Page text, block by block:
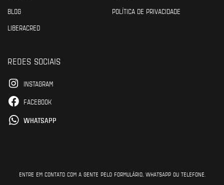
BLOG
POLÍTICA DE PRIVACIDADE
LIBERACRED
REDES SOCIAIS
INSTAGRAM
FACEBOOK
WHATSAPP
ENTRE EM CONTATO COM A GENTE PELO FORMULÁRIO, WHATSAPP OU TELEFONE.